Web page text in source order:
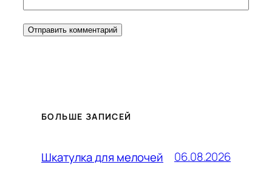
БОЛЬШЕ ЗАПИСЕЙ
Шкатулка для мелочей 06.08.2026